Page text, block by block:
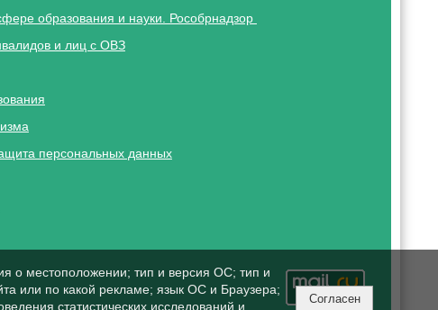
образования и науки. Рособрнадзор
и лиц с ОВЗ
персональных данных
о местоположении; тип и версия ОС; тип и
или по какой рекламе; язык ОС и Браузера;
статистических исследований и
Согласен